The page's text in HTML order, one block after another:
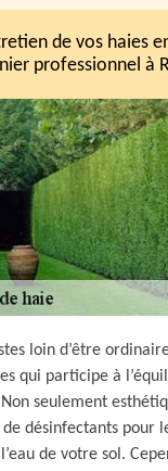
de vos haies
professionnel à
loin d’être
qui participe à
seulement
de désinfectants pour
de votre sol.